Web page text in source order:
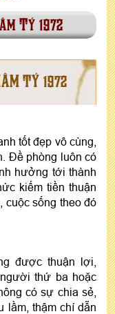
Tý 1972
TÝ 1972
tốt đẹp vô cùng,
Đề phòng luôn có
hưởng tới thành
kiếm tiền thuận
cuộc sống theo đó
được thuận lợi,
thứ ba hoặc
có sự chia sẻ,
lầm, thậm chí dẫn